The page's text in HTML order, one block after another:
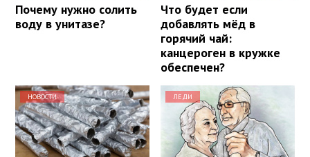
Почему нужно солить
воду в унитазе?
Что будет если
добавлять мёд в
горячий чай:
канцероген в кружке
обеспечен?
НОВОСТИ ЛЕДИ